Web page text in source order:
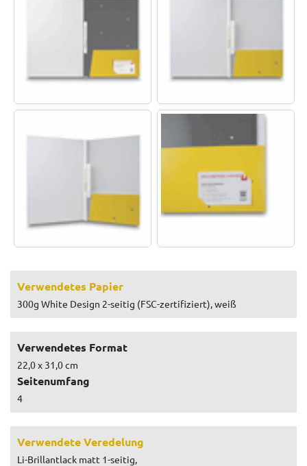
Verwendetes Papier
300g White Design 2-seitig (FSC-zertifiziert), weiß
Verwendetes Format
22,0 x 31,0 cm
Seitenumfang
4
Verwendete Veredelung
Li-Brillantlack matt 1-seitig,